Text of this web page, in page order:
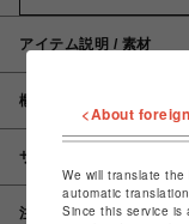
アイテム説明 / 素材
概要
サイズ
注意事項
<About
We will translate
automatic translation
Since this service is